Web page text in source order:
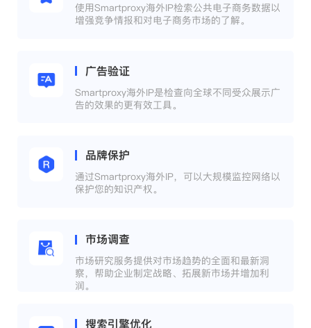
使用Smartproxy海外IP检索公共电子商务数据以
增强竞争情报和对电子商务市场的了解。
广告验证
Smartproxy海外IP是检查向全球不同受众展示广
告的效果的更有效工具。
品牌保护
通过Smartproxy海外IP，可以大规模监控网络以
保护您的知识产权。
市场调查
市场研究服务提供对市场趋势的全面和最新洞
察，帮助企业制定战略、拓展新市场并增加利
润。
搜索引擎优化